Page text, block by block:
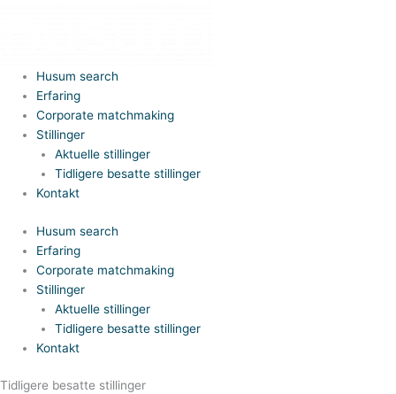
Husum search
Erfaring
Corporate matchmaking
Stillinger
Aktuelle stillinger
Tidligere besatte stillinger
Kontakt
Husum search
Erfaring
Corporate matchmaking
Stillinger
Aktuelle stillinger
Tidligere besatte stillinger
Kontakt
Tidligere besatte stillinger